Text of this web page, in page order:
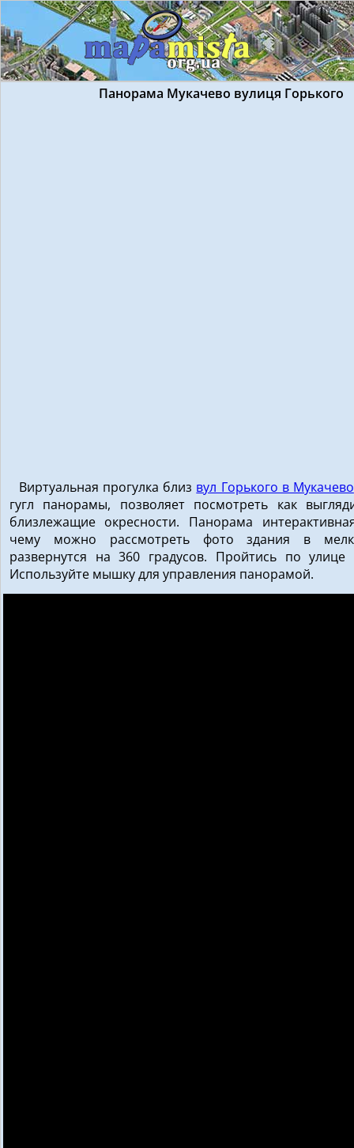
Панорама Мукачево вулиця Горького
Виртуальная прогулка близ вул Горького в Мукачево
гугл панорамы, позволяет посмотреть как
близлежащие окресности. Панорама
чему можно рассмотреть фото здания в
развернутся на 360 градусов. Пройтись по улице
Используйте мышку для управления панорамой.